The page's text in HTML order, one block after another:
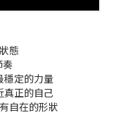
態
奏
穩定的力量
真正的自己
自在的形狀